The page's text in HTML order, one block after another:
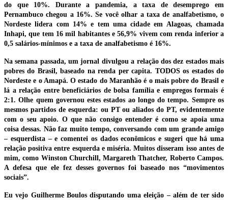
do que 10%. Durante a pandemia, a taxa de desemprego em
Pernambuco chegou a 16%. Se você olhar a taxa de analfabetismo, o
Nordeste lidera com 14% e tem uma cidade em Alagoas, chamada
Inhapi, que tem 16 mil habitantes e 56,9% vivem com renda inferior a
0,5 salários-mínimos e a taxa de analfabetismo é 16%.
Na semana passada, um jornal divulgou a relação dos dez estados mais
pobres do Brasil, baseado na renda per capita. TODOS os estados do
Nordeste e o Amapá. O estado do Maranhão é o mais pobre do Brasil e
lá a relação entre beneficiários de bolsa família e empregos formais é
2:1. Olhe quem governou estes estados ao longo do tempo. Sempre os
mesmos partidos de esquerda: ou PT ou aliados do PT, evidentemente
com o seu apoio. O que não consigo entender é como se apoia uma
coisa dessas. Não faz muito tempo, conversando com um grande amigo
– esquerdista – e comentei os dados econômicos e sugeri que há uma
relação positiva entre esquerda e miséria. Muitos disseram isso antes de
mim, como Winston Churchill, Margareth Thatcher, Roberto Campos.
A defesa que ele fez desses governos foi baseado nos “movimentos
sociais”.
Eu vejo Guilherme Boulos disputando uma eleição – além de ter sido